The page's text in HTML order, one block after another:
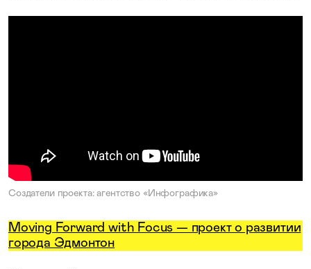
Создатели проекта: агентство «Инфографика»
Moving Forward with Focus — проект о развитии
города Эдмонтон